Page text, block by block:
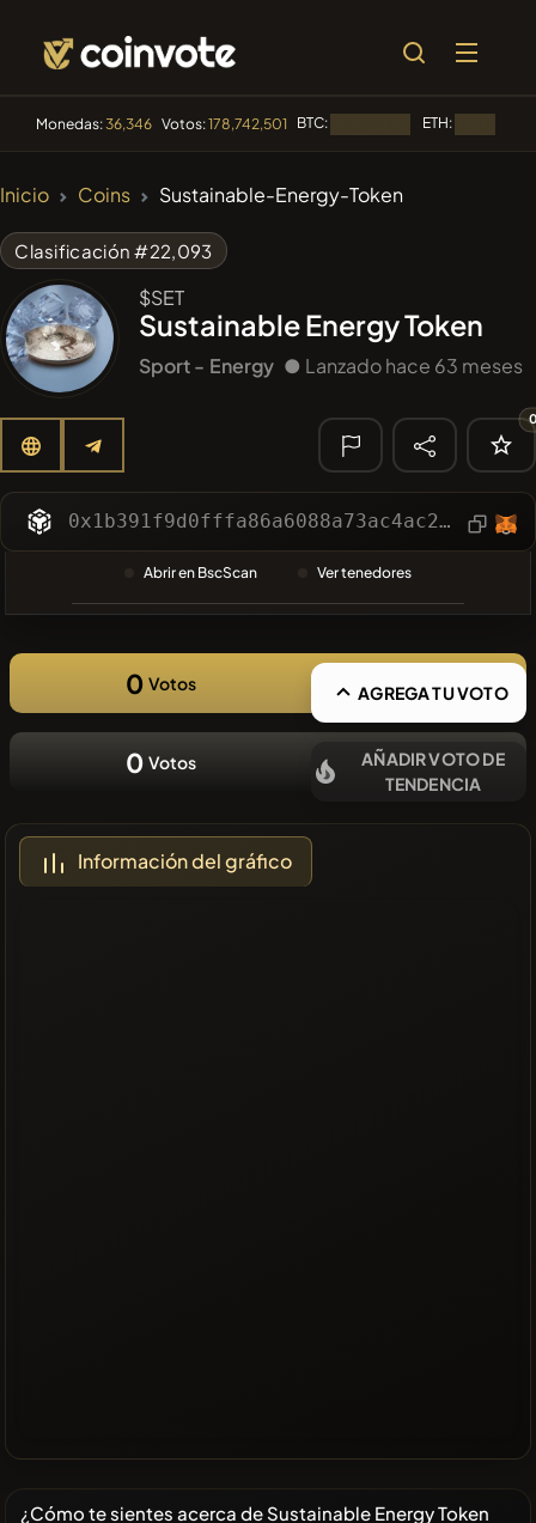
Monedas:36,346 Votos:178,742,501 BTC: ETH:
TENDENCIA
#278
ATH ATH
#625
🔎
RECIENTE
❌No hay
recientes
Inicio Coins Sustainable-Energy-Token
Clasificación #22,093
$SET
Sustainable Energy Token
Sport - Energy ● Lanzado hace 63 meses
0x1b391f9d0fffa86a6088a73ac4ac28d12c9ccfbd
Abrir en BscScan Ver tenedores
0 Votos AGREGA TU VOTO
0 Votos
AÑADIR VOTO DE
TENDENCIA
Información del gráfico
¿Cómo te sientes acerca de Sustainable Energy Token